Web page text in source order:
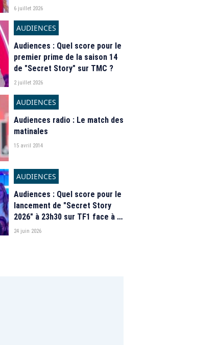
Story" 2026 ?
6 juillet 2026
AUDIENCES
Audiences : Quel score pour le
premier prime de la saison 14
de "Secret Story" sur TMC ?
2 juillet 2026
AUDIENCES
Audiences radio : Le match des
matinales
15 avril 2014
AUDIENCES
Audiences : Quel score pour le
lancement de "Secret Story
2026" à 23h30 sur TF1 face à la
Coupe du monde sur M6 ?
24 juin 2026